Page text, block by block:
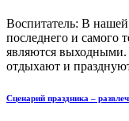
Воспитатель: В
последнего и самого
являются
отдыхают и
Сценарий праздника –